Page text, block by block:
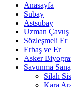
Anasayfa
Subay
Astsubay
Uzman Çavuş
Sözleşmeli Er
Erbaş ve Er
Asker
Savunma
Silah
Kara